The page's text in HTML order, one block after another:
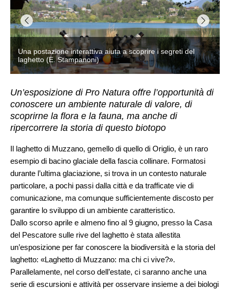
Una postazione interattiva aiuta a scoprire i segreti del
laghetto (E. Stampanoni)
Un’esposizione di Pro Natura offre l’opportunità di
conoscere un ambiente naturale di valore, di
scoprirne la flora e la fauna, ma anche di
ripercorrere la storia di questo biotopo
Il laghetto di Muzzano, gemello di quello di Origlio, è un raro
esempio di bacino glaciale della fascia collinare. Formatosi
durante l’ultima glaciazione, si trova in un contesto naturale
particolare, a pochi passi dalla città e da trafficate vie di
comunicazione, ma comunque sufficientemente discosto per
garantire lo sviluppo di un ambiente caratteristico.
Dallo scorso aprile e almeno fino al 9 giugno, presso la Casa
del Pescatore sulle rive del laghetto è stata allestita
un’esposizione per far conoscere la biodiversità e la storia del
laghetto: «Laghetto di Muzzano: ma chi ci vive?».
Parallelamente, nel corso dell’estate, ci saranno anche una
serie di escursioni e attività per osservare insieme a dei biologi